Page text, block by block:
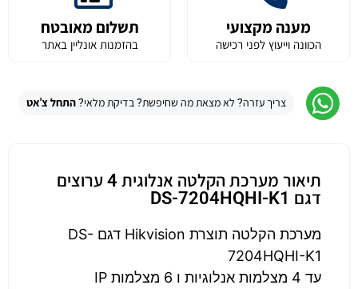
מענה מקצועי
הכוונה וייעוץ לפני רכישה
תשלום מאובטח
בהזמנות אונליין באתר
צריך עזרה? לא מצאת מה שחיפשת? בדיקת מלאי?התחל צ'אט
תיאור מערכת הקלטה אנלוגית 4 ערוצים
דגם DS-7204HQHI-K1
מערכת הקלטה תוצרת Hikvision דגם DS-
7204HQHI-K1
עד 4 מצלמות אנלוגיות ו 6 מצלמות IP